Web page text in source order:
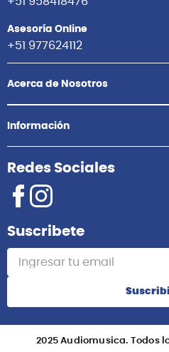
Asesoría Online
+51 977624112
Acerca de Nosotros
Información
Redes Sociales
Suscribete
2025 Audiomusica. Todos